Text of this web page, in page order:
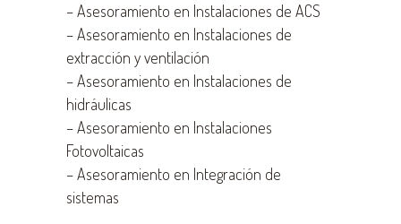
–Asesoramiento en Instalaciones de ACS
–Asesoramiento en Instalaciones de
extracción y ventilación
–Asesoramiento en Instalaciones de
hidráulicas
–Asesoramiento en Instalaciones
Fotovoltaicas
–Asesoramiento en Integración de
sistemas